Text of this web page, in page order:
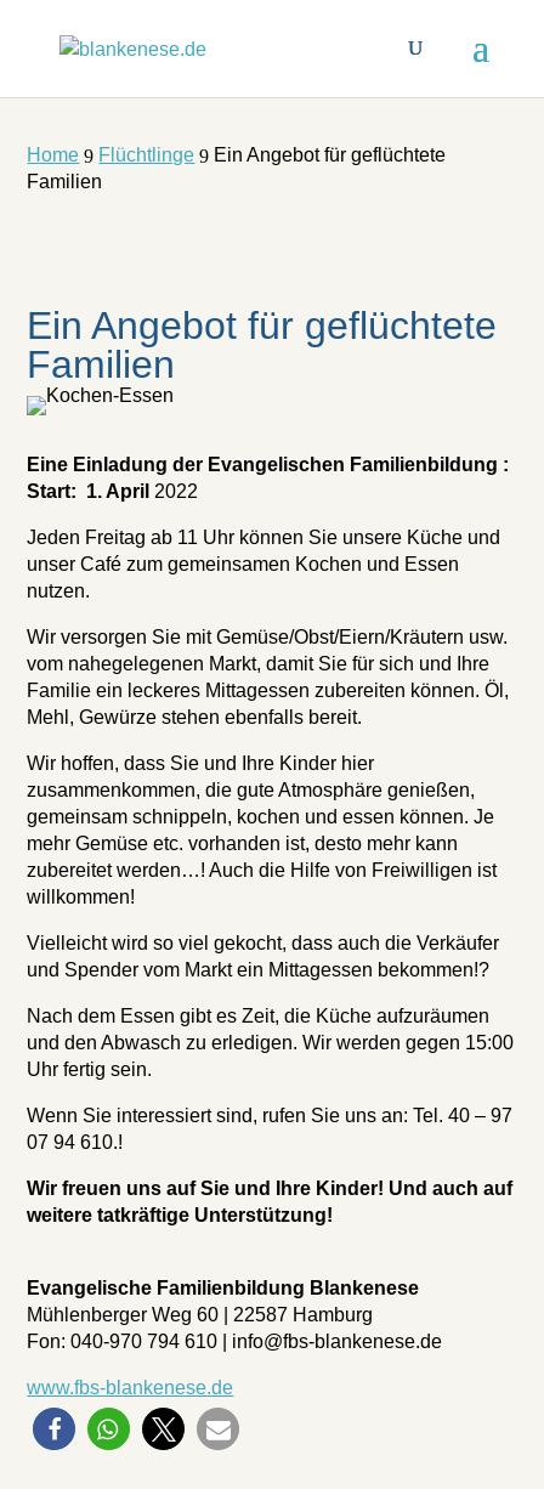
Home 9 Flüchtlinge 9 Ein Angebot für geflüchtete
Familien
Ein Angebot für geflüchtete
Familien
Eine Einladung der Evangelischen Familienbildung :
Start: 1. April 2022
Jeden Freitag ab 11 Uhr können Sie unsere Küche und
unser Café zum gemeinsamen Kochen und Essen
nutzen.
Wir versorgen Sie mit Gemüse/Obst/Eiern/Kräutern usw.
vom nahegelegenen Markt, damit Sie für sich und Ihre
Familie ein leckeres Mittagessen zubereiten können. Öl,
Mehl, Gewürze stehen ebenfalls bereit.
Wir hoffen, dass Sie und Ihre Kinder hier
zusammenkommen, die gute Atmosphäre genießen,
gemeinsam schnippeln, kochen und essen können. Je
mehr Gemüse etc. vorhanden ist, desto mehr kann
zubereitet werden…! Auch die Hilfe von Freiwilligen ist
willkommen!
Vielleicht wird so viel gekocht, dass auch die Verkäufer
und Spender vom Markt ein Mittagessen bekommen!?
Nach dem Essen gibt es Zeit, die Küche aufzuräumen
und den Abwasch zu erledigen. Wir werden gegen 15:00
Uhr fertig sein.
Wenn Sie interessiert sind, rufen Sie uns an: Tel. 40 – 97
07 94 610.!
Wir freuen uns auf Sie und Ihre Kinder! Und auch auf
weitere tatkräftige Unterstützung!
Evangelische Familienbildung Blankenese
Mühlenberger Weg 60 | 22587 Hamburg
Fon: 040-970 794 610 | info@fbs-blankenese.de
www.fbs-blankenese.de